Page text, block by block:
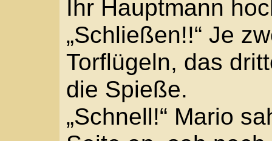
Zwei Spieße zielten
Schritt weiter. Zurück
Michele staunte die
euch ein? Ich gehöre
„Wird’s bald.“ Der
nageln dich gleich hier